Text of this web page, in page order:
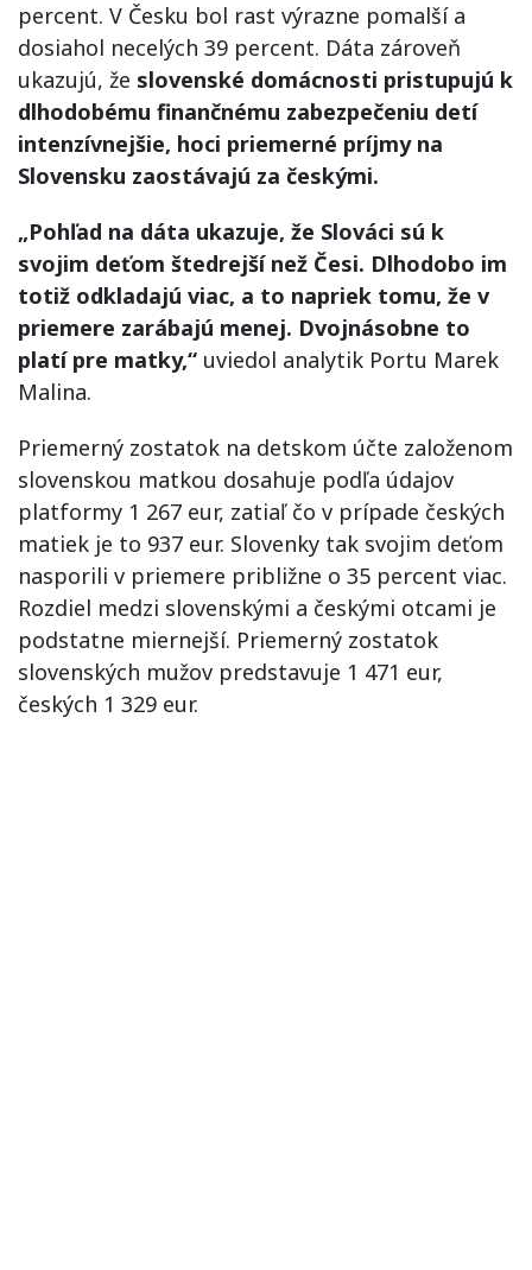
percent. V Česku bol rast výrazne pomalší a
dosiahol necelých 39 percent. Dáta zároveň
ukazujú, že slovenské domácnosti pristupujú k
dlhodobému finančnému zabezpečeniu detí
intenzívnejšie, hoci priemerné príjmy na
Slovensku zaostávajú za českými.
„Pohľad na dáta ukazuje, že Slováci sú k
svojim deťom štedrejší než Česi. Dlhodobo im
totiž odkladajú viac, a to napriek tomu, že v
priemere zarábajú menej. Dvojnásobne to
platí pre matky,“ uviedol analytik Portu Marek
Malina.
Priemerný zostatok na detskom účte založenom
slovenskou matkou dosahuje podľa údajov
platformy 1 267 eur, zatiaľ čo v prípade českých
matiek je to 937 eur. Slovenky tak svojim deťom
nasporili v priemere približne o 35 percent viac.
Rozdiel medzi slovenskými a českými otcami je
podstatne miernejší. Priemerný zostatok
slovenských mužov predstavuje 1 471 eur,
českých 1 329 eur.